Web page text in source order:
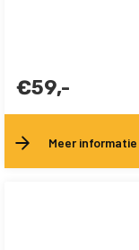
€59,-
Meer informatie